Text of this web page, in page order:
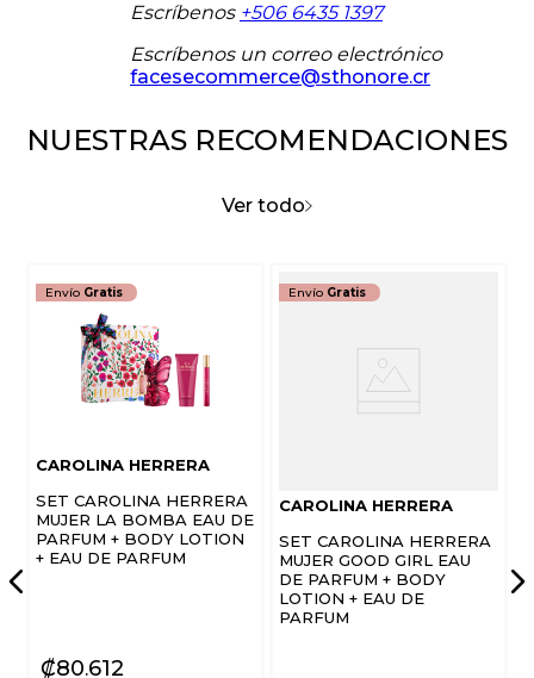
Escríbenos +506 6435 1397
Escríbenos un correo electrónico
facesecommerce@sthonore.cr
NUESTRAS RECOMENDACIONES
Ver todo
Envío Gratis
CAROLINA HERRERA
SET CAROLINA HERRERA
MUJER LA BOMBA EAU DE
PARFUM + BODY LOTION
+ EAU DE PARFUM
₡80 612
Envío Gratis
CAROLINA HERRERA
SET CAROLINA HERRERA
MUJER GOOD GIRL EAU
DE PARFUM + BODY
LOTION + EAU DE
PARFUM